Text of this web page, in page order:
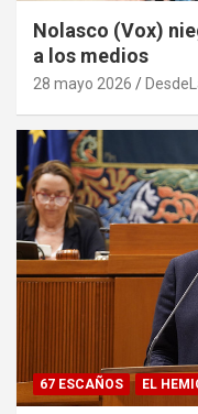
Nolasco (Vox)
a los medios
28 mayo 2026
67 ESCAÑOS EL